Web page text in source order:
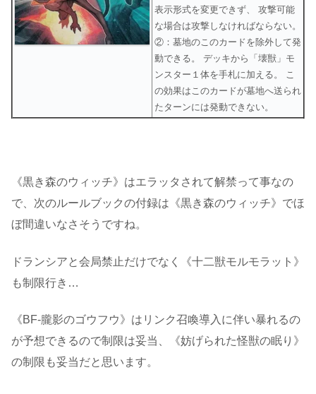
表示形式を変更できず、 攻撃可能
な場合は攻撃しなければならない。
②：墓地のこのカードを除外して発
動できる。 デッキから「壊獣」モ
ンスター１体を手札に加える。 こ
の効果はこのカードが墓地へ送られ
たターンには発動できない。
《黒き森のウィッチ》はエラッタされて解禁って事なの
で、次のルールブックの付録は《黒き森のウィッチ》でほ
ぼ間違いなさそうですね。
ドランシアと会局禁止だけでなく《十二獣モルモラット》
も制限行き…
《BF-朧影のゴウフウ》はリンク召喚導入に伴い暴れるの
が予想できるので制限は妥当、《妨げられた怪獣の眠り》
の制限も妥当だと思います。